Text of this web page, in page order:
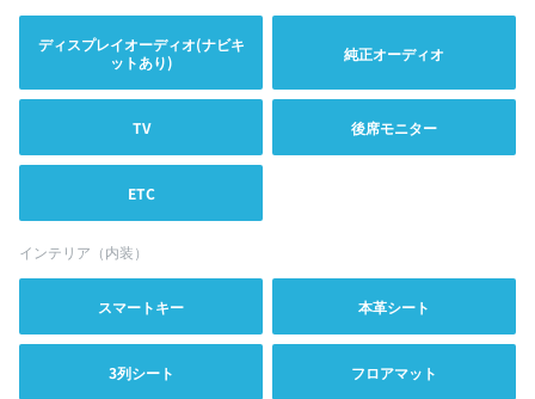
ディスプレイオーディオ(ナビキ
ットあり)
純正オーディオ
TV 後席モニター
ETC
インテリア（内装）
スマートキー 本革シート
3列シート フロアマット